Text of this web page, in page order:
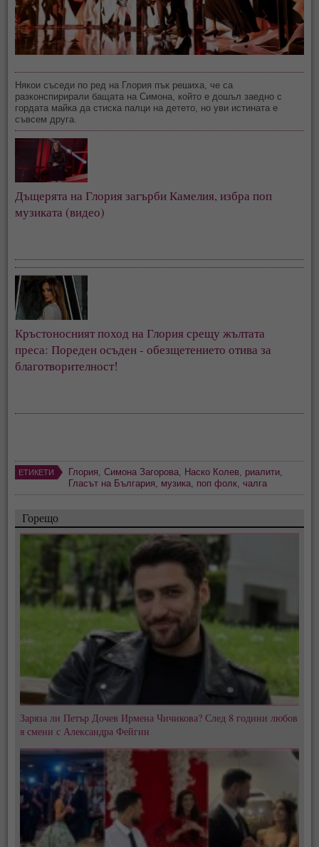
Някои съседи по ред на Глория пък решиха, че са
разконспирирали бащата на Симона, който е дошъл заедно с
гордата майка да стиска палци на детето, но уви истината е
съвсем друга.
Дъщерята на Глория загърби Камелия, избра поп
музиката (видео)
Кръстоносният поход на Глория срещу жълтата
преса: Пореден осъден - обезщетението отива за
благотворителност!
ЕТИКЕТИ Глория,Симона Загорова, Наско Колев, риалити,
Гласът на България, музика, поп фолк, чалга
Горещо
Заряза ли Петър Дочев Ирмена Чичикова? След 8 години любов
я смени с Александра Фейгин